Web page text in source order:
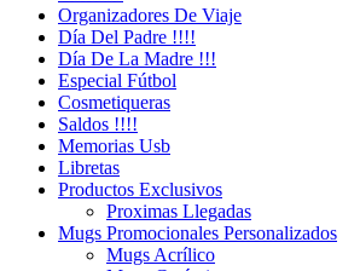
Organizadores De Viaje
Día Del Padre !!!!
Día De La Madre !!!
Especial Fútbol
Cosmetiqueras
Saldos !!!!
Memorias Usb
Libretas
Productos Exclusivos
Proximas Llegadas
Mugs Promocionales Personalizados
Mugs Acrílico